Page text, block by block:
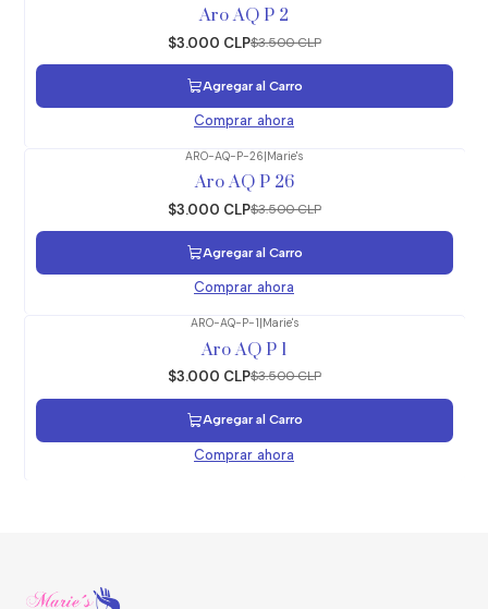
Aro AQ P 2
$3.000 CLP$3.500 CLP
Agregar al Carro
Comprar ahora
ARO-AQ-P-26|Marie's
Aro AQ P 26
$3.000 CLP$3.500 CLP
Agregar al Carro
Comprar ahora
ARO-AQ-P-1|Marie's
Aro AQ P 1
$3.000 CLP$3.500 CLP
Agregar al Carro
Comprar ahora